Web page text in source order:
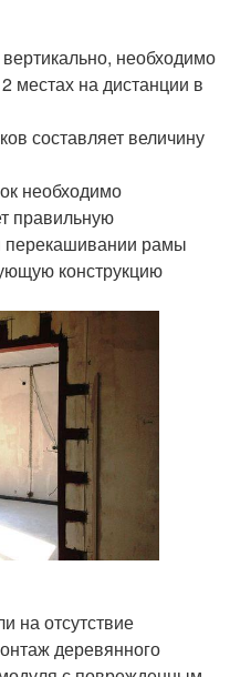
необходимо
местах на дистанции в
составляет величину
необходимо
правильную
перекашивании рамы
конструкцию
на отсутствие
деревянного